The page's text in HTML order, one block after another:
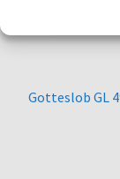
Gotteslob GL